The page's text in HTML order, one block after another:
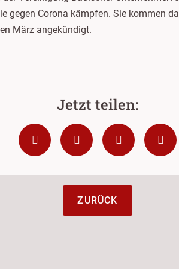
gegen Corona kämpfen. Sie kommen
März angekündigt.
ZURÜCK